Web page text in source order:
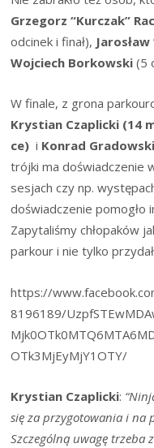
Grzegorz “Kurczak”
odcinek i finał),
Wojciech Borkowski (5
W finale, z grona
Krystian Czaplicki (14
ce) i Konrad
trójki ma doświadczenie
sesjach czy np.
doświadczenie
Zapytaliśmy chłopaków
parkour i nie tylko
https://
8196189/
OTk3MjEyMjY1OTY/
Krystian Czaplicki: “
się za przygotowania i na
Szczególną uwagę trzeba